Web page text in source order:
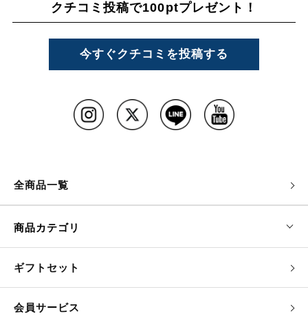
クチコミ投稿で100ptプレゼント！
今すぐクチコミを投稿する
全商品一覧
商品カテゴリ
ギフトセット
会員サービス